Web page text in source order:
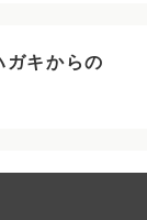
ガキからの